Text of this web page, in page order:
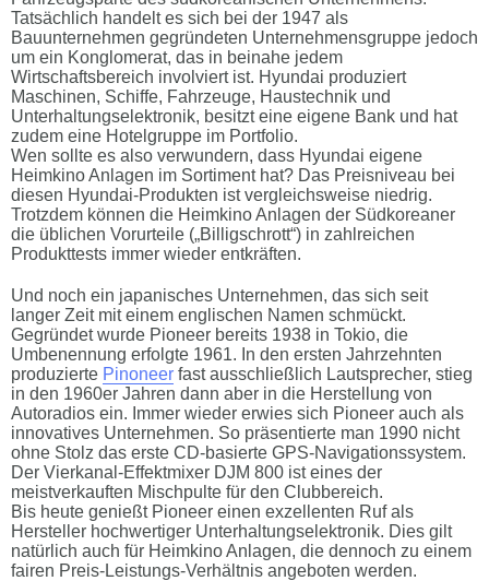
Tatsächlich handelt es sich bei der 1947 als
Bauunternehmen gegründeten Unternehmensgruppe jedoch
um ein Konglomerat, das in beinahe jedem
Wirtschaftsbereich involviert ist. Hyundai produziert
Maschinen, Schiffe, Fahrzeuge, Haustechnik und
Unterhaltungselektronik, besitzt eine eigene Bank und hat
zudem eine Hotelgruppe im Portfolio.
Wen sollte es also verwundern, dass Hyundai eigene
Heimkino Anlagen im Sortiment hat? Das Preisniveau bei
diesen Hyundai-Produkten ist vergleichsweise niedrig.
Trotzdem können die Heimkino Anlagen der Südkoreaner
die üblichen Vorurteile („Billigschrott“) in zahlreichen
Produkttests immer wieder entkräften.
Und noch ein japanisches Unternehmen, das sich seit
langer Zeit mit einem englischen Namen schmückt.
Gegründet wurde Pioneer bereits 1938 in Tokio, die
Umbenennung erfolgte 1961. In den ersten Jahrzehnten
produzierte Pinoneer fast ausschließlich Lautsprecher, stieg
in den 1960er Jahren dann aber in die Herstellung von
Autoradios ein. Immer wieder erwies sich Pioneer auch als
innovatives Unternehmen. So präsentierte man 1990 nicht
ohne Stolz das erste CD-basierte GPS-Navigationssystem.
Der Vierkanal-Effektmixer DJM 800 ist eines der
meistverkauften Mischpulte für den Clubbereich.
Bis heute genießt Pioneer einen exzellenten Ruf als
Hersteller hochwertiger Unterhaltungselektronik. Dies gilt
natürlich auch für Heimkino Anlagen, die dennoch zu einem
fairen Preis-Leistungs-Verhältnis angeboten werden.